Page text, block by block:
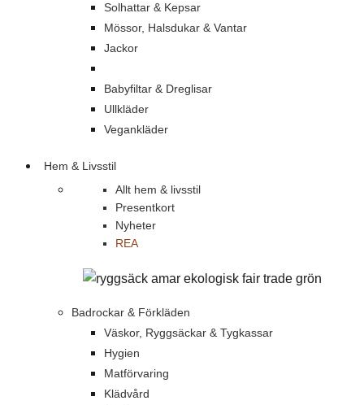
Solhattar & Kepsar
Mössor, Halsdukar & Vantar
Jackor
Babyfiltar & Dreglisar
Ullkläder
Vegankläder
Hem & Livsstil
Allt hem & livsstil
Presentkort
Nyheter
REA
Badrockar & Förkläden
Väskor, Ryggsäckar & Tygkassar
Hygien
Matförvaring
Klädvård